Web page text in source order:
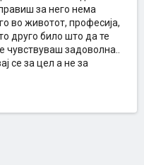
за него нема
во животот, професија,
друго било што да те
чувствуваш задоволна..
се за цел а не за